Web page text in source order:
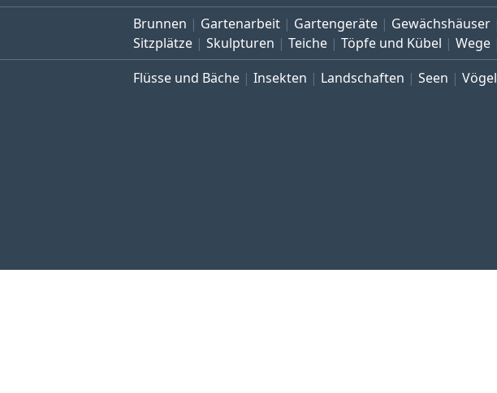
Brunnen Gartenarbeit Gartengeräte Gewächshäuser
Sitzplätze
Skulpturen Teiche Töpfe und Kübel Wege
Flüsse und Bäche Insekten Landschaften Seen Vögel